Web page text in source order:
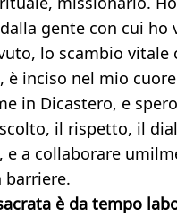
gente con cui ho
lo scambio vitale
è inciso nel mio
in Dicastero, e
il rispetto, il
e a collaborare
barriere.
è da tempo